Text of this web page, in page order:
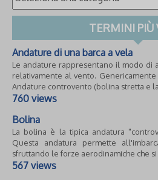
TERMINI PIÙ
Andature di una barca a vela
Le andature rappresentano il modo di
relativamente al vento.
Andature controvento (bolina stretta e
760 views
Bolina
La bolina è la tipica andatura
Questa andatura permette
sfruttando le forze aerodinamiche che si
567 views